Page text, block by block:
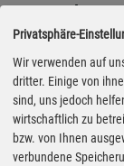
unter anderem
Außenspiegel,
Rückspiegel
21-Zoll-
sowie
Amethyst und
Privatsphäre-
Wir verwenden auf
dritter. Einige von
sind, uns jedoch
wirtschaftlich zu
bzw. von Ihnen
verbundene